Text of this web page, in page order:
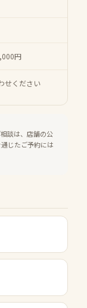
円
せください
談は、店舗の公
じたご予約には